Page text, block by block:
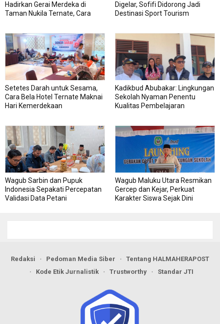
Hadirkan Gerai Merdeka di
Taman Nukila Ternate, Cara
Digelar, Sofifi Didorong Jadi
Destinasi Sport Tourism
Setetes Darah untuk Sesama,
Cara Bela Hotel Ternate Maknai
Hari Kemerdekaan
Kadikbud Abubakar: Lingkungan
Sekolah Nyaman Penentu
Kualitas Pembelajaran
Wagub Sarbin dan Pupuk
Indonesia Sepakati Percepatan
Validasi Data Petani
Wagub Maluku Utara Resmikan
Gercep dan Kejar, Perkuat
Karakter Siswa Sejak Dini
Redaksi Pedoman Media Siber
Tentang HALMAHERAPOST
Kode Etik Jurnalistik
Trustworthy Standar JTI